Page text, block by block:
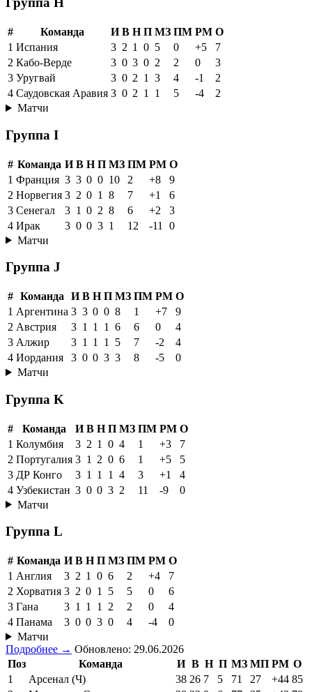
# Команда И В Н П МЗ ПМ РМ О
1 Испания 3 2 1 0 5 0 +5
7
2 Кабо-Верде 3 0 3 0 2 2 0
3
3 Уругвай 3 0 2 1 3 4 -1
2
4 Саудовская Аравия 3 0 2 1 1 5 -4
2
Матчи
Группа I
# Команда И В Н П МЗ ПМ РМ О
1 Франция 3 3 0 0 10 2 +8
9
2 Норвегия 3 2 0 1 8 7 +1
6
3 Сенегал 3 1 0 2 8 6 +2
3
4 Ирак 3 0 0 3 1 12 -11
0
Матчи
Группа J
# Команда И В Н П МЗ ПМ РМ О
1 Аргентина 3 3 0 0 8 1 +7
9
2 Австрия 3 1 1 1 6 6 0
4
3 Алжир 3 1 1 1 5 7 -2
4
4 Иордания 3 0 0 3 3 8 -5
0
Матчи
Группа K
# Команда И В Н П МЗ ПМ РМ О
1 Колумбия 3 2 1 0 4 1 +3
7
2 Португалия 3 1 2 0 6 1 +5
5
3 ДР Конго 3 1 1 1 4 3 +1
4
4 Узбекистан 3 0 0 3 2 11 -9
0
Матчи
Группа L
# Команда И В Н П МЗ ПМ РМ О
1 Англия 3 2 1 0 6 2 +4
7
2 Хорватия 3 2 0 1 5 5 0
6
3 Гана 3 1 1 1 2 2 0
4
4 Панама 3 0 0 3 0 4 -4
0
Матчи
Подробнее → Обновлено: 29.06.2026
Поз
Команда И В Н П МЗ МП РМ О
1
Арсенал (Ч) 38 26 7 5 71 27 +44 85